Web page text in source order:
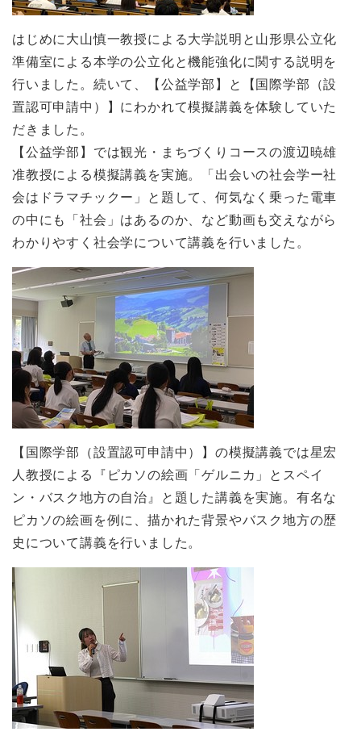
はじめに大山慎一教授による大学説明と山形県公立化
準備室による本学の公立化と機能強化に関する説明を
行いました。続いて、【公益学部】と【国際学部（設
置認可申請中）】にわかれて模擬講義を体験していた
だきました。
【公益学部】では観光・まちづくりコースの渡辺暁雄
准教授による模擬講義を実施。「出会いの社会学ー社
会はドラマチックー」と題して、何気なく乗った電車
の中にも「社会」はあるのか、など動画も交えながら
わかりやすく社会学について講義を行いました。
【国際学部（設置認可申請中）】の模擬講義では星宏
人教授による『ピカソの絵画「ゲルニカ」とスペイ
ン・バスク地方の自治』と題した講義を実施。有名な
ピカソの絵画を例に、描かれた背景やバスク地方の歴
史について講義を行いました。